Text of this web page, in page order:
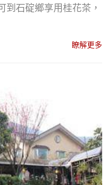
到石碇鄉享用桂花茶，